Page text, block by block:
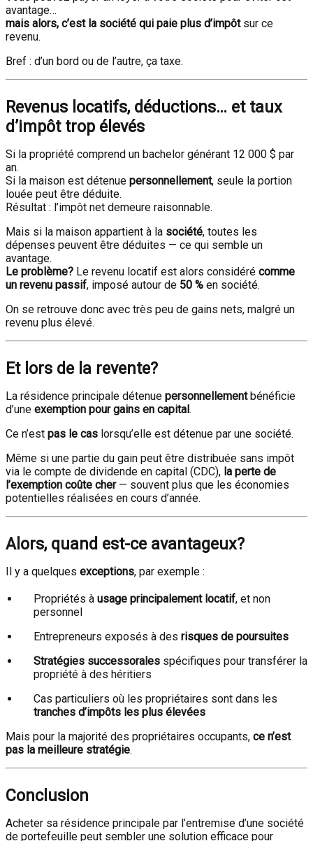
avantage…
mais alors, c’est la société qui paie plus d’impôtsur ce
revenu.
Bref : d’un bord ou de l’autre, ça taxe.
Revenus locatifs, déductions… et taux
d’impôt trop élevés
Si la propriété comprend un bachelor générant 12 000 $ par
an.
Si la maison est détenue personnellement, seule la portion
louée peut être déduite.
Résultat : l’impôt net demeure raisonnable.
Mais si la maison appartient à la société, toutes les
dépenses peuvent être déduites — ce qui semble un
avantage.
Le problème? Le revenu locatif est alors considéré comme
un revenu passif, imposé autour de 50 % en société.
On se retrouve donc avec très peu de gains nets, malgré un
revenu plus élevé.
Et lors de la revente?
La résidence principale détenue personnellementbénéficie
d’une exemption pour gains en capital .
Ce n’est pas le cas lorsqu’elle est détenue par une société.
Même si une partie du gain peut être distribuée sans impôt
via le compte de dividende en capital (CDC), la perte de
l’exemption coûte cher— souvent plus que les économies
potentielles réalisées en cours d’année.
Alors, quand est-ce avantageux?
Il y a quelques exceptions, par exemple :
Propriétés à usage principalement locatif, et non
personnel
Entrepreneurs exposés à des risques de poursuites
Stratégies successorales spécifiques pour transférer la
propriété à des héritiers
Cas particuliers où les propriétaires sont dans les
tranches d’impôts les plus élevées
Mais pour la majorité des propriétaires occupants, ce n’est
pas la meilleure stratégie.
Conclusion
Acheter sa résidence principale par l’entremise d’une société
de portefeuille peut sembler une solution efficace pour